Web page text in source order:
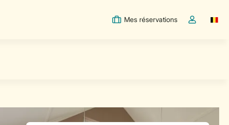
Mes réservations
Toggle the